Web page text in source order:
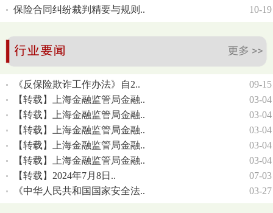
保险合同纠纷裁判精要与规则..
10-19
《反保险欺诈工作办法》自2..
09-15
【转载】上海金融监管局金融..
03-04
【转载】上海金融监管局金融..
03-04
【转载】上海金融监管局金融..
03-04
【转载】上海金融监管局金融..
03-04
【转载】上海金融监管局金融..
03-04
【转载】2024年7月8日..
07-03
《中华人民共和国国家安全法..
03-27